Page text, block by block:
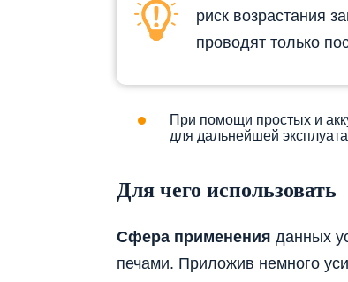
риск возрастания
проводят только
При помощи простых и
для дальнейшей
Для чего использовать
Сфера применения данных
печами. Приложив немного